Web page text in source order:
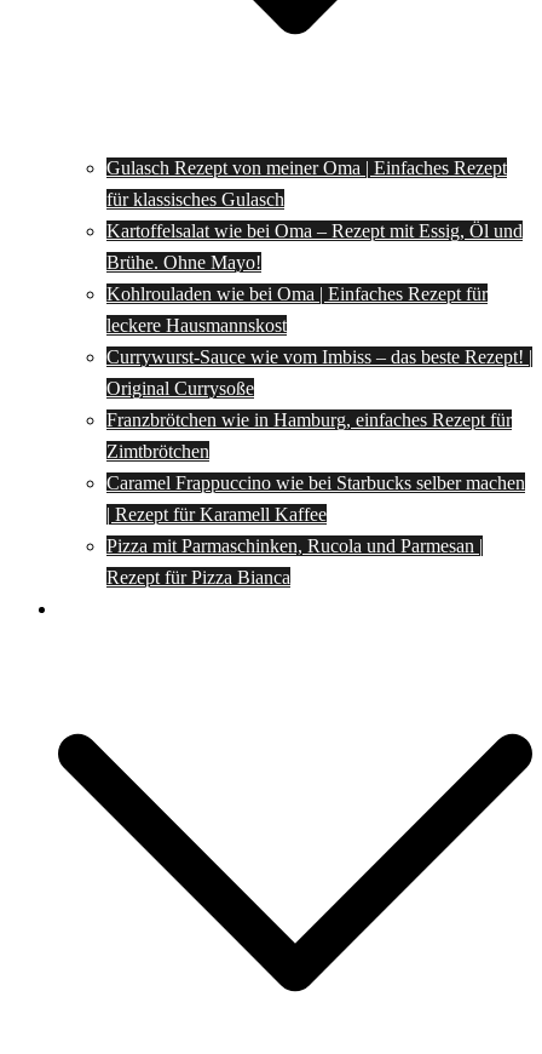
Gulasch Rezept von meiner Oma | Einfaches Rezept
für klassisches Gulasch
Kartoffelsalat wie bei Oma – Rezept mit Essig, Öl und
Brühe. Ohne Mayo!
Kohlrouladen wie bei Oma | Einfaches Rezept für
leckere Hausmannskost
Currywurst-Sauce wie vom Imbiss – das beste Rezept! |
Original Currysoße
Franzbrötchen wie in Hamburg, einfaches Rezept für
Zimtbrötchen
Caramel Frappuccino wie bei Starbucks selber machen
| Rezept für Karamell Kaffee
Pizza mit Parmaschinken, Rucola und Parmesan |
Rezept für Pizza Bianca